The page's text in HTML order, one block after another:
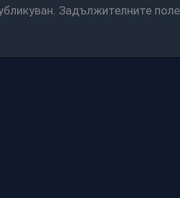
Задължителните